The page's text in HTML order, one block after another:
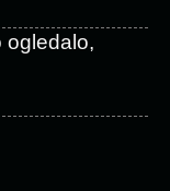
ogledalo,